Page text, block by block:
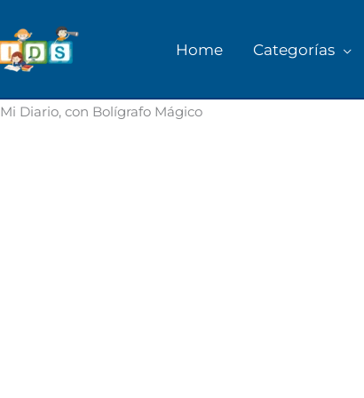
Home Categorías
Mi Diario, con Bolígrafo Mágico